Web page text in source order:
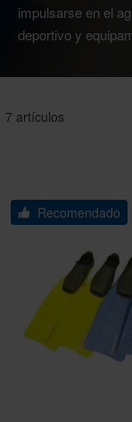
impulsarse en el
deportivo y
7 artículos
Recomendado